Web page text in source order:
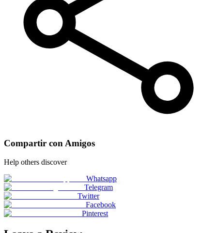
Compartir con Amigos
Help others discover
Whatsapp
Telegram
Twitter
Facebook
Pinterest